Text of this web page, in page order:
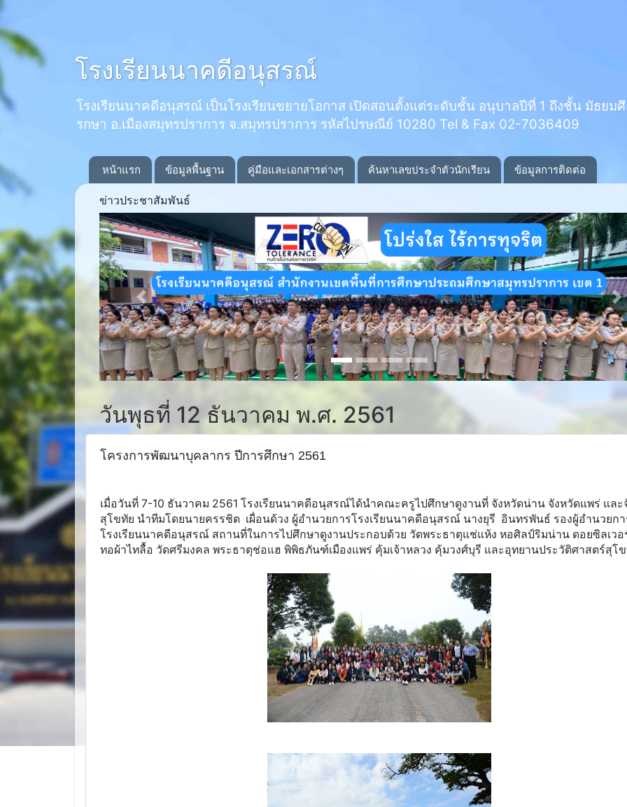
โรงเรียนนาคดีอนุสรณ์
โรงเรียนนาคดีอนุสรณ์ เป็นโรงเรียนขยายโอกาส เปิดสอนตั้งแต่ระดับชั้น อนุบาลปีที่ 1 ถึงชั้น มัธยม
รกษา อ.เมืองสมุทรปราการ จ.สมุทรปราการ รหัสไปรษณีย์ 10280 Tel & Fax 02-7036409
หน้าแรก ข้อมูลพื้นฐาน คู่มือและเอกสารต่างๆ ค้นหาเลขประจำตัวนักเรียน ข้อมูลการติดต่อ
ข่าวประชาสัมพันธ์
Previous
วันพุธที่ 12 ธันวาคม พ.ศ. 2561
โครงการพัฒนาบุคลากร ปีการศึกษา 2561
เมื่อวันที่ 7-10 ธันวาคม 2561 โรงเรียนนาคดีอนุสรณ์ได้นำคณะครูไปศึกษาดูงานที่ จังหวัดน่าน จังหวัดแพร่ และ
สุโขทัย นำทีมโดยนายครรชิต เผื่อนด้วง ผู้อำนวยการโรงเรียนนาคดีอนุสรณ์ นางยุรี อินทรพันธ์ รองผู้อำนวยก
โรงเรียนนาคดีอนุสรณ์ สถานที่ในการไปศึกษาดูงานประกอบด้วย วัดพระธาตุแช่แห้ง หอศิลป์ริมน่าน ดอยซิลเวอ
ทอผ้าไทลื้อ วัดศรีมงคล พระธาตุช่อแฮ พิพิธภันฑ์เมืองแพร่ คุ้มเจ้าหลวง คุ้มวงศ์บุรี และอุทยานประวัติศาสตร์สุโ